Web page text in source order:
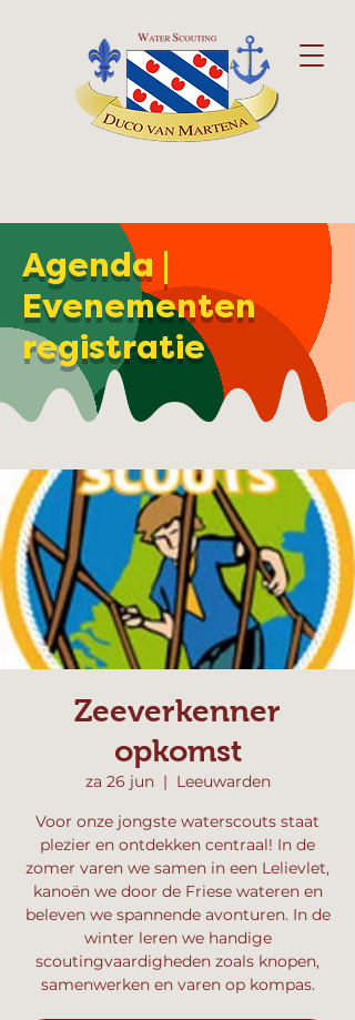
Agenda |
Evenementen
registratie
Zeeverkenner
opkomst
za 26 jun
  |
Leeuwarden
Voor onze jongste waterscouts staat
plezier en ontdekken centraal! In de
zomer varen we samen in een Lelievlet,
kanoën we door de Friese wateren en
beleven we spannende avonturen. In de
winter leren we handige
scoutingvaardigheden zoals knopen,
samenwerken en varen op kompas.